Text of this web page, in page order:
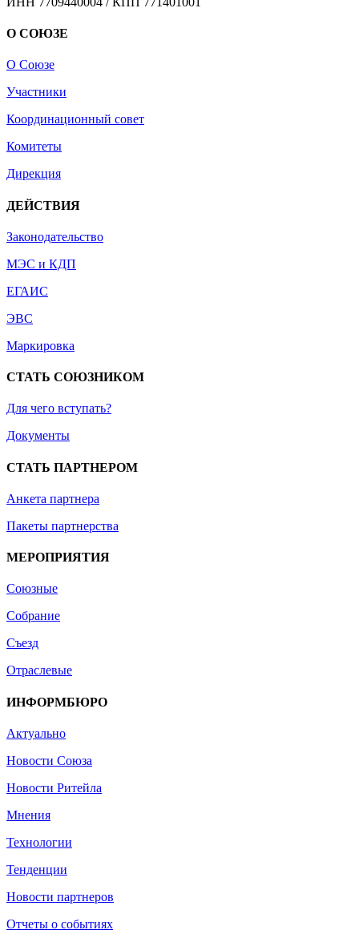
О СОЮЗЕ
О Союзе
Участники
Координационный совет
Комитеты
Дирекция
ДЕЙСТВИЯ
Законодательство
МЭС и КДП
ЕГАИС
ЭВС
Маркировка
СТАТЬ СОЮЗНИКОМ
Для чего вступать?
Документы
СТАТЬ ПАРТНЕРОМ
Анкета партнера
Пакеты партнерства
МЕРОПРИЯТИЯ
Союзные
Собрание
Съезд
Отраслевые
ИНФОРМБЮРО
Актуально
Новости Союза
Новости Ритейла
Мнения
Технологии
Тенденции
Новости партнеров
Отчеты о событиях